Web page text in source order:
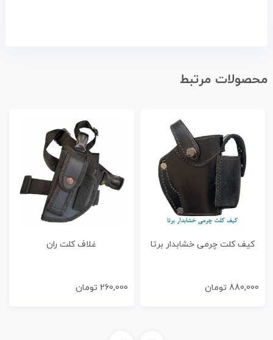
محصولات مرتبط
کیف کلت چرمی خشابدار برتا
880,000 تومان
غلاف کلت ران
260,000 تومان